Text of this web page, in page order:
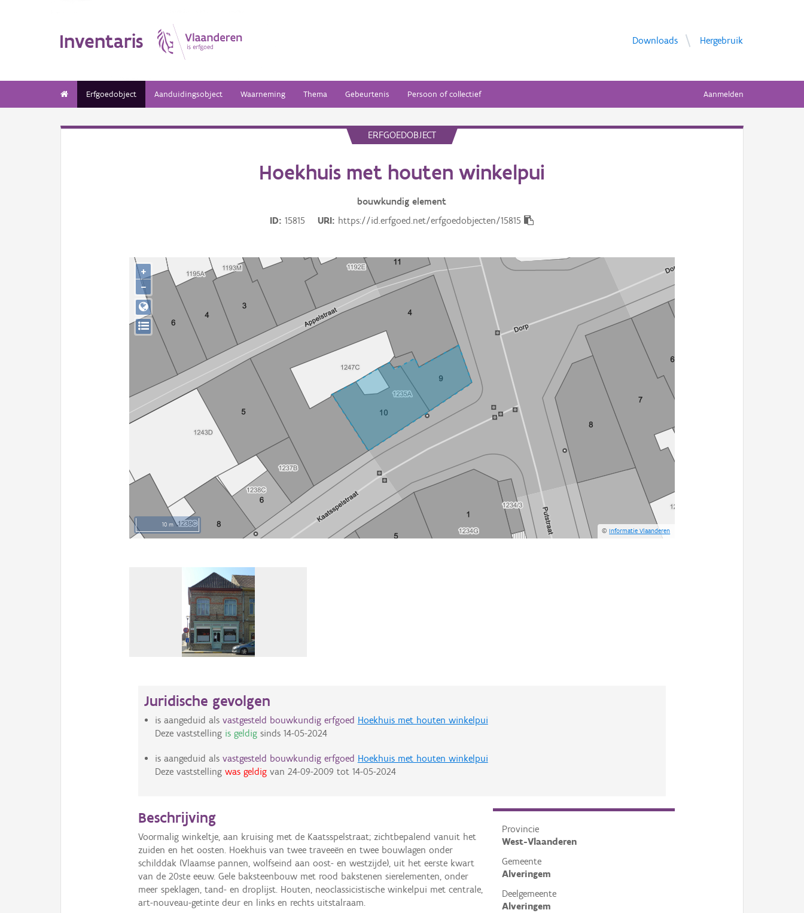
Inventaris Downloads Hergebruik
Erfgoedobject Aanduidingsobject Waarneming Thema Gebeurtenis Persoon of collectief Aanmelden
ERFGOEDOBJECT
Hoekhuis met houten winkelpui
bouwkundig element
ID
15815 URI https://id.erfgoed.net/erfgoedobjecten/15815
10 m
©Informatie Vlaanderen
+
−
Juridische gevolgen
is aangeduid als vastgesteld bouwkundig erfgoed Hoekhuis met houten winkelpui
Deze vaststelling is geldigsinds 14-05-2024
is aangeduid als vastgesteld bouwkundig erfgoed Hoekhuis met houten winkelpui
Deze vaststelling was geldigvan 24-09-2009 tot 14-05-2024
Provincie
West-Vlaanderen
Gemeente
Alveringem
Deelgemeente
Alveringem
Beschrijving
Voormalig winkeltje, aan kruising met de Kaatsspelstraat; zichtbepalend vanuit het
zuiden en het oosten. Hoekhuis van twee traveeën en twee bouwlagen onder
schilddak (Vlaamse pannen, wolfseind aan oost- en westzijde), uit het eerste kwart
van de 20ste eeuw. Gele baksteenbouw met rood bakstenen sierelementen, onder
meer speklagen, tand- en droplijst. Houten, neoclassicistische winkelpui met centrale,
art-nouveau-getinte deur en links en rechts uitstalraam.